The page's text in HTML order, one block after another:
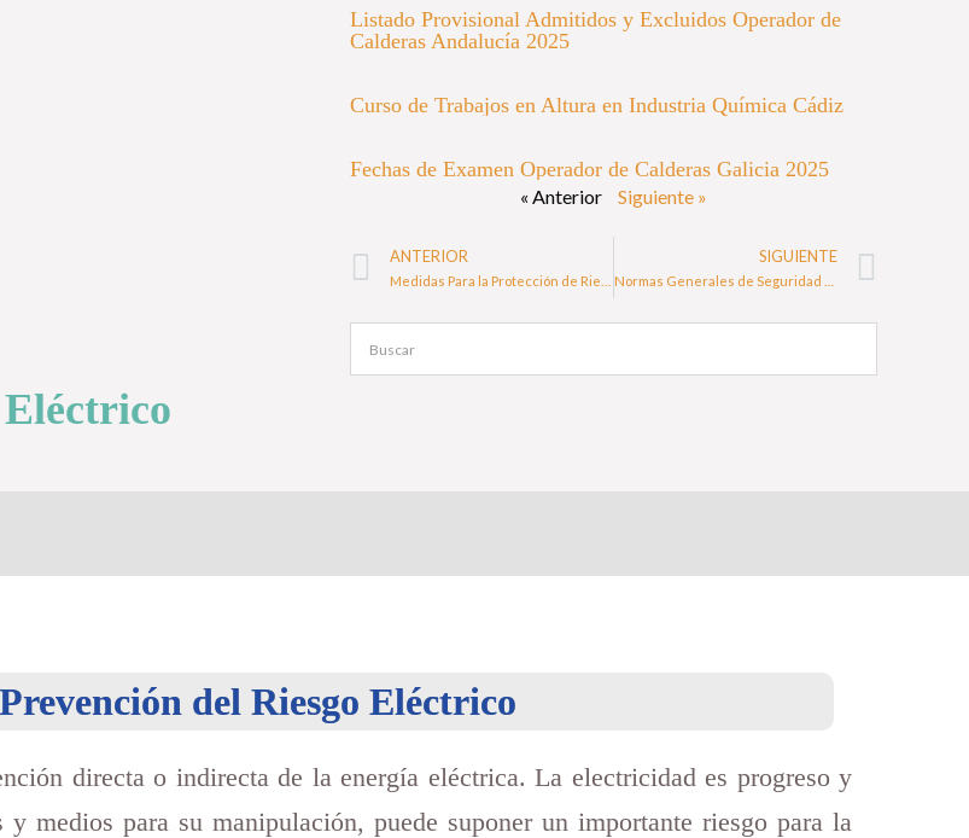
Listado Provisional Admitidos y Excluidos Operador de
Calderas Andalucía 2025
Curso de Trabajos en Altura en Industria Química Cádiz
Fechas de Examen Operador de Calderas Galicia 2025
« Anterior Siguiente »
ANTERIOR SIGUIENTE
del Riesgo Eléctrico
directa o indirecta de la energía eléctrica. La electricidad es progreso y
medios para su manipulación, puede suponer un importante riesgo para la